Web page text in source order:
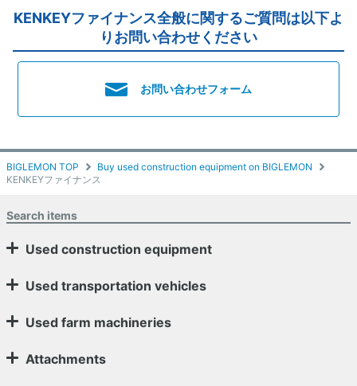
BIGLEMON TOP
Buy used construction equipment on BIGLEMON
KENKEYファイナンス
KENKEYファイナンス全般に関するご質問は以下よ
りお問い合わせください
お問い合わせフォーム
Search items
Used construction equipment
Used transportation vehicles
Used farm machineries
Attachments